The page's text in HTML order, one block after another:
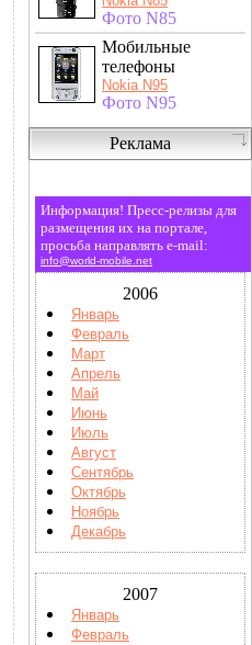
Фото N85
Мобильные
телефоны
Nokia N95
Фото N95
Реклама
Информация! Пресс-релизы для
размещения их на портале,
просьба направлять e-mail:
info@world-mobile.net
2006
Январь
Февраль
Март
Апрель
Май
Июнь
Июль
Август
Сентябрь
Октябрь
Ноябрь
Декабрь
2007
Январь
Февраль